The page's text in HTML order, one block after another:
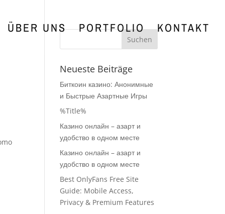
ÜBER UNS PORTFOLIO KONTAKT
Neueste Beiträge
Биткоин казино: Анонимные
и Быстрые Азартные Игры
%Title%
Казино онлайн – азарт и
удобство в одном месте
Казино онлайн – азарт и
удобство в одном месте
Best OnlyFans Free Site
Guide: Mobile Access,
Privacy & Premium Features